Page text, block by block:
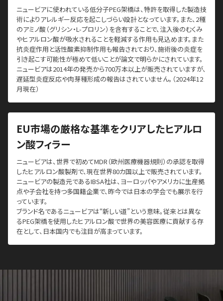
ニュービアに使われている低分子PEG架橋は、特許を取得した製造技
術によりアレルギー反応を起こしづらい設計となっています。また、2種
のアミノ酸（グリシン・L-プロリン）を含有することで、注入後のむくみ
やヒアルロン酸が吸水されることを軽減する作用も見込めます。また
抗炎症作用と活性酸素抑制作用も報告されており、施術後の炎症を
引き起こす可能性が極めて低いことが論文で明らかにされています。
ニュービアは2014年の発売から700万本以上が販売されていますが、
遅延型炎症反応や肉芽種形成の報告はされていません。（2024年12
月現在）
EU市場の厳格な基準をクリアしたヒアルロ
ン酸フィラー
ニュービアは、世界で初めてMDR（欧州医療機器規則）の承認を取得
したヒアルロン酸製剤で、現在世界80カ国以上で販売されています。
ニュービアの製造元であるIBSA社は、ヨーロッパやアメリカに生産拠
点や子会社を持つ多国籍企業で、昨今では日本の学会でも展示を行
っています。
ブランド名であるニュービアは“新しい道”という意味。従来とは異な
るPEG架橋を使用したヒアルロン酸で世界の美容医療に貢献する存
在として、日本国内でも注目が高まっています。